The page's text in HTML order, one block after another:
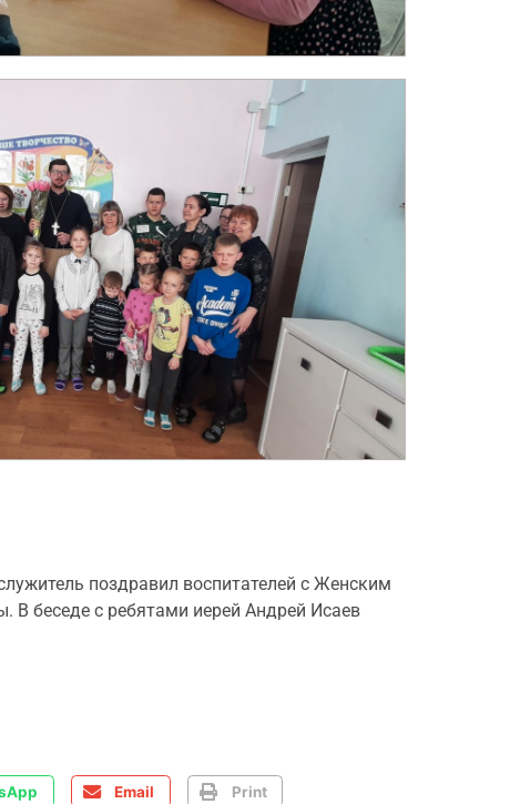
поздравил воспитателей с Женским
В беседе с ребятами иерей Андрей Исаев
Email Print